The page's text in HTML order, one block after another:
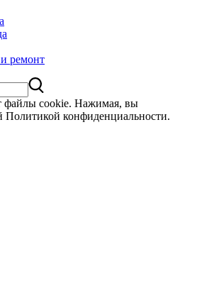
ремонт
файлы cookie. Нажимая, вы
Политикой конфиденциальности.